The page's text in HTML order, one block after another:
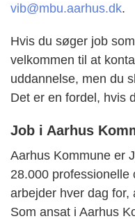
vib@mbu.aarhus.dk.
Hvis du søger job
velkommen til at
uddannelse, men du
Det er en fordel, hvis
Job i Aarhus
Aarhus Kommune er
28.000 professionelle
arbejder hver dag for,
Som ansat i Aarhus